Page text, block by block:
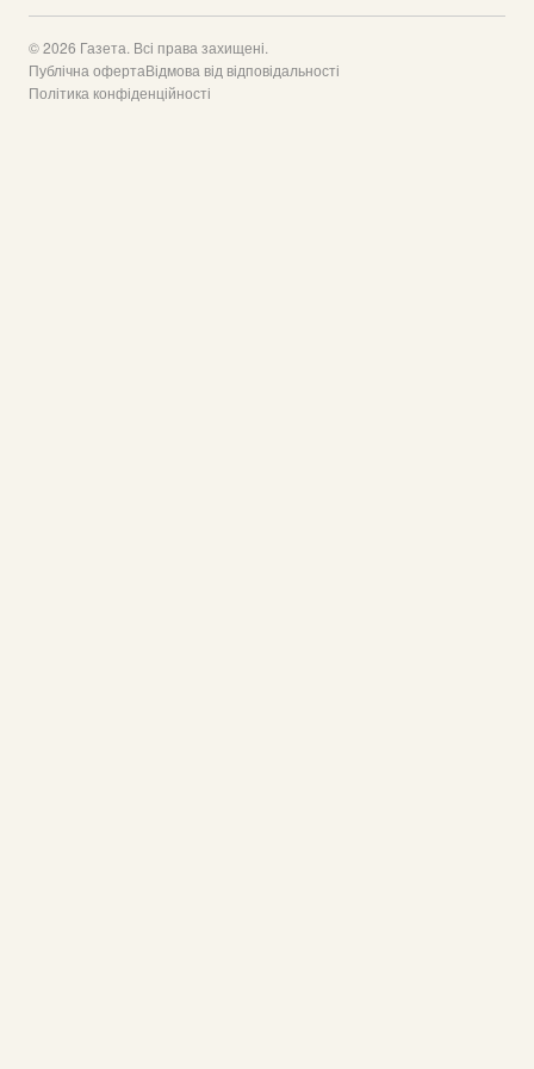
© 2026 Газета. Всі права захищені.
Публічна офертаВідмова від відповідальності
Політика конфіденційності